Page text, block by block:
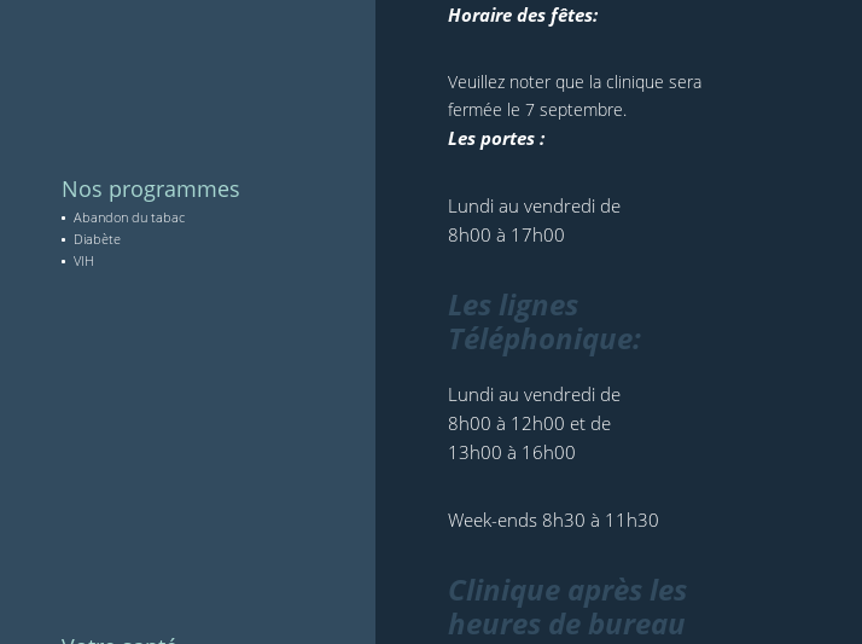
Nos programmes
Abandon du tabac
Diabète
VIH
Horaire des fêtes:
Veuillez noter que la clinique sera
fermée le 7 septembre.
Les portes :
Lundi au vendredi de
8h00 à 17h00
Les lignes
Téléphonique:
Lundi au vendredi de
8h00 à 12h00 et de
13h00 à 16h00
Week-ends 8h30 à 11h30
Clinique après les
heures de bureau